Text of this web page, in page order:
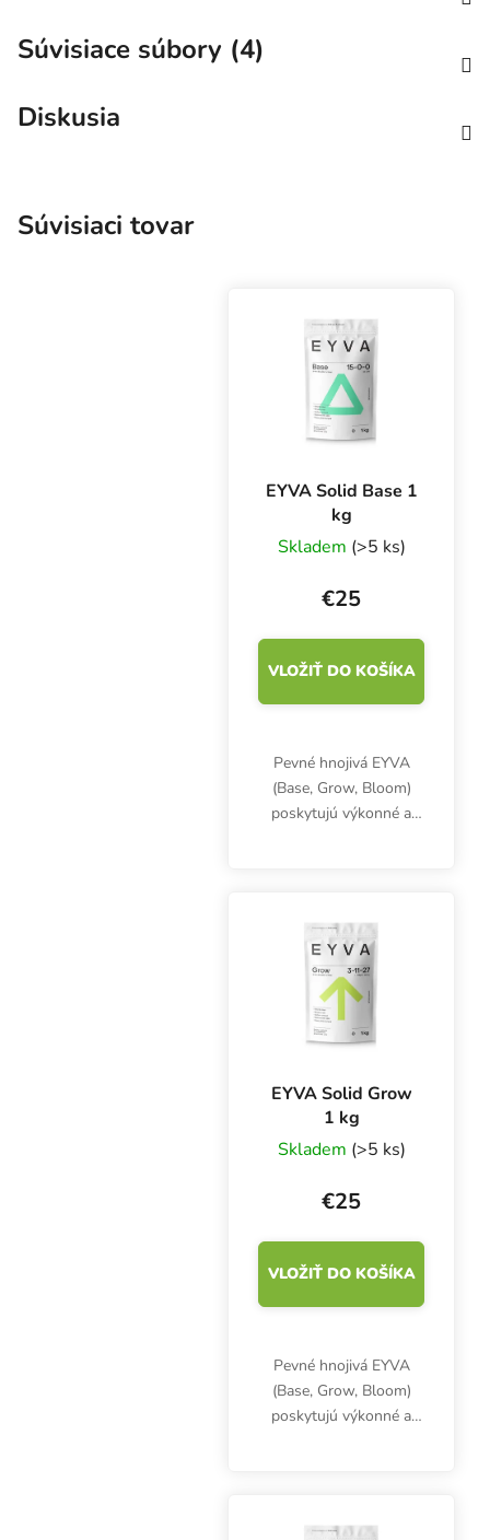
Súvisiace súbory (4)
Diskusia
Súvisiaci tovar
EYVA Solid Base 1
kg
Skladem (>5 ks)
€25
VLOŽIŤ DO KOŠÍKA
Pevné hnojivá EYVA
(Base, Grow, Bloom)
poskytujú výkonné a
Toto koncentrované a
vysoko...
EYVA Solid Grow
1 kg
Skladem (>5 ks)
€25
VLOŽIŤ DO KOŠÍKA
Pevné hnojivá EYVA
(Base, Grow, Bloom)
poskytujú výkonné a